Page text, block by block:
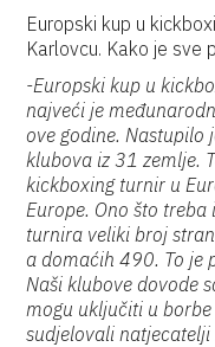
Europski kup u
Karlovcu. Kako je sve
-Europski kup u
najveći je
ove godine.
klubova iz 31 zemlje.
kickboxing turnir u
Europe. Ono što
turnira veliki broj
a domaćih 490. To je
Naši klubove dovode
mogu uključiti u
sudjelovali